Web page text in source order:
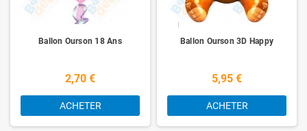
Ballon Ourson 18 Ans
2,70 €
ACHETER
Ballon Ourson 3D Happy
5,95 €
ACHETER